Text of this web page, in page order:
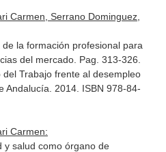
Carmen, Serrano Dominguez,
la formación profesional para
del mercado. Pag. 313-326.
del Trabajo frente al desempleo
Andalucía. 2014. ISBN 978-84-
Carmen:
y salud como órgano de